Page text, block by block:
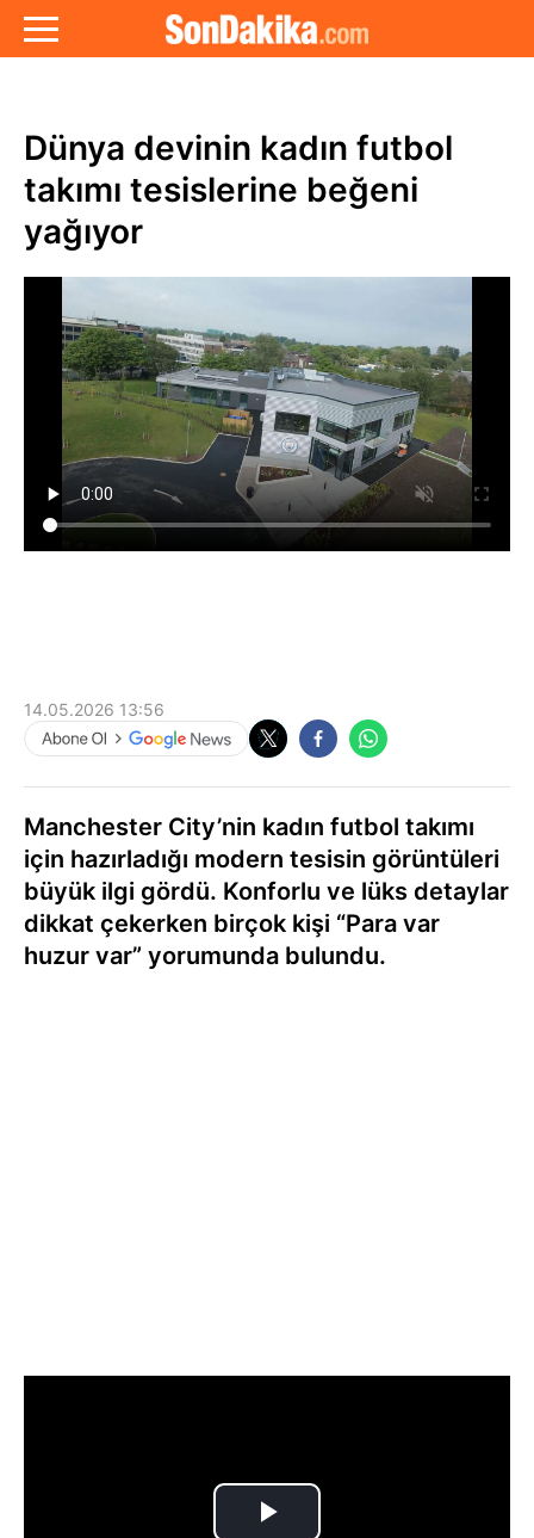
Dünya devinin kadın futbol
takımı tesislerine beğeni
yağıyor
14.05.2026 13:56
Manchester City’nin kadın futbol takımı
için hazırladığı modern tesisin görüntüleri
büyük ilgi gördü. Konforlu ve lüks detaylar
dikkat çekerken birçok kişi “Para var
huzur var” yorumunda bulundu.